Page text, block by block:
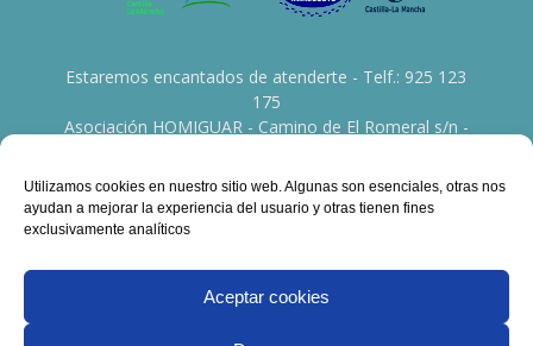
Utilizamos cookies en nuestro sitio web. Algunas son esenciales, otras nos
ayudan a mejorar la experiencia del usuario y otras tienen fines
exclusivamente analíticos
Aceptar cookies
Estaremos encantados de atenderte - Telf.: 925 123
175
Asociación HOMIGUAR - Camino de El Romeral s/n -
Contáctanos:info@asociacionhomiguar.org